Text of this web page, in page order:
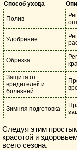
Способ ухода
Полив
Удобрение
Обрезка
Защита от
вредителей и
болезней
Зимняя подготовка
Следуя этим
красотой и
всего сезона.